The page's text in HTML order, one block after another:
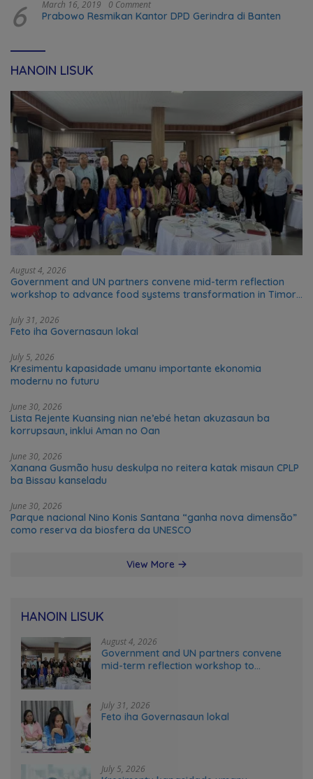
6 March 16, 2019 0 Comment
Prabowo Resmikan Kantor DPD Gerindra di Banten
HANOIN LISUK
August 4, 2026
Government and UN partners convene mid-term reflection
workshop to advance food systems transformation in Timor-
July 31, 2026
Feto iha Governasaun lokal
July 5, 2026
Kresimentu kapasidade umanu importante ekonomia
modernu no futuru
June 30, 2026
Lista Rejente Kuansing nian ne’ebé hetan akuzasaun ba
korrupsaun, inklui Aman no Oan
June 30, 2026
Xanana Gusmão husu deskulpa no reitera katak misaun CPLP
ba Bissau kanseladu
June 30, 2026
Parque nacional Nino Konis Santana “ganha nova dimensão”
como reserva da biosfera da UNESCO
View More
HANOIN LISUK
August 4, 2026
Government and UN partners convene
mid-term reflection workshop to
July 31, 2026
Feto iha Governasaun lokal
July 5, 2026